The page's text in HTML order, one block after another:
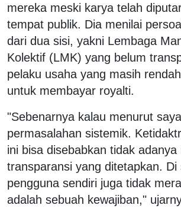
mereka meski karya telah
tempat publik. Dia menilai
dari dua sisi, yakni Lembaga
Kolektif (LMK) yang belum
pelaku usaha yang masih
untuk membayar royalti.
"Sebenarnya kalau menurut
permasalahan sistemik.
ini bisa disebabkan tidak
transparansi yang ditetapkan. Di
pengguna sendiri juga tidak
adalah sebuah kewajiban,"